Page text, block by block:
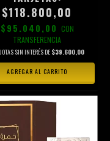
$118.800,00
$95.040,00 CON
TRANSFERENCIA
SIN INTERÉS DE $39.600,00